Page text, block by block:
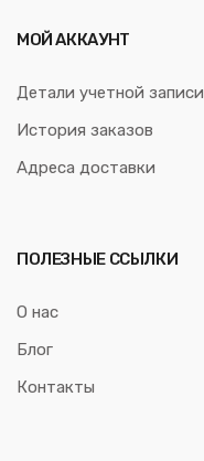
МОЙ АККАУНТ
Детали учетной записи
История заказов
Адреса доставки
ПОЛЕЗНЫЕ ССЫЛКИ
О нас
Блог
Контакты